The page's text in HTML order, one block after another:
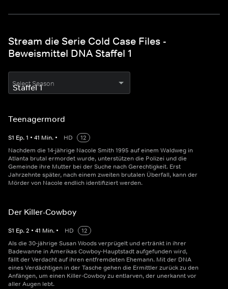
Stream die Serie Cold Case Files -
Beweismittel DNA Staffel 1
Select Season
Teenagermord
S1 Ep.1 • 41 Min. • HD
12
Nachdem die 14-jährige Nacole Smith 1995 auf einem Waldweg in
Atlanta brutal ermordet wurde, unterstützen die Polizei und die
Gemeinde ihre Mutter bei der Suche nach Gerechtigkeit. Erst
Jahrzehnte später, nach einem zweiten brutalen Überfall, kann der
Mörder von Nacole endlich identifiziert werden.
Der Killer-Cowboy
S1 Ep.2 • 41 Min. • HD
12
Als die 30-jährige Susan Woods verprügelt und ertränkt in ihrer
Badewanne in Amerikas Cowboy-Hauptstadt aufgefunden wird,
fällt der Verdacht auf ihren entfremdeten Ehemann. Mit der DNA
eines Verdächtigen in der Tasche gehen die Ermittler zurück zu den
Anfängen, um einen Killer-Cowboy zu entlarven, der unerkannt vor
aller Augen lebt.